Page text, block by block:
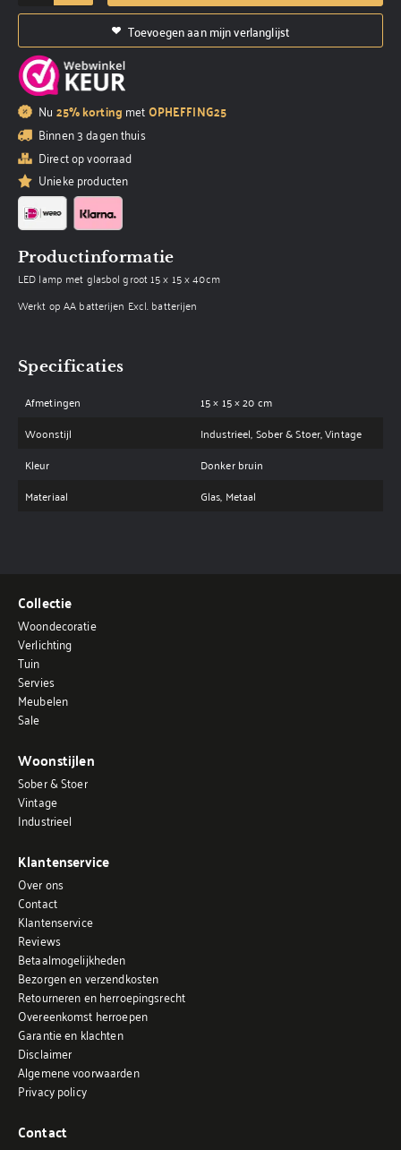
Toevoegen aan mijn verlanglijst
Nu 25% korting metOPHEFFING25
Binnen 3 dagen thuis
Direct op voorraad
Unieke producten
Productinformatie
LED lamp met glasbol groot 15 x 15 x 40cm
Werkt op AA batterijen Excl. batterijen
Specificaties
Afmetingen
15 × 15 × 20 cm
Woonstijl
Industrieel, Sober & Stoer, Vintage
Kleur
Donker bruin
Materiaal
Glas, Metaal
Collectie
Woondecoratie
Verlichting
Tuin
Servies
Meubelen
Sale
Woonstijlen
Sober & Stoer
Vintage
Industrieel
Klantenservice
Over ons
Contact
Klantenservice
Reviews
Betaalmogelijkheden
Bezorgen en verzendkosten
Retourneren en herroepingsrecht
Overeenkomst herroepen
Garantie en klachten
Disclaimer
Algemene voorwaarden
Privacy policy
Contact